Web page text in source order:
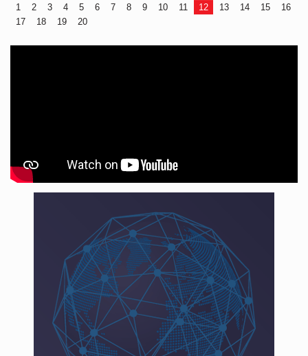
1 2 3 4 5 6 7 8 9 10 11 12 13 14 15
16
17
18 19 20